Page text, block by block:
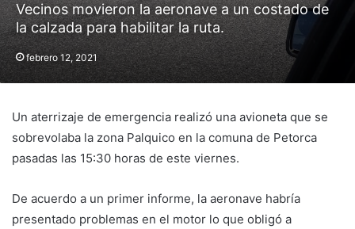
Vecinos movieron la aeronave a un costado de
la calzada para habilitar la ruta.
febrero 12, 2021
Un aterrizaje de emergencia realizó una avioneta que se
sobrevolaba la zona Palquico en la comuna de Petorca
pasadas las 15:30 horas de este viernes.
De acuerdo a un primer informe, la aeronave habría
presentado problemas en el motor lo que obligó a